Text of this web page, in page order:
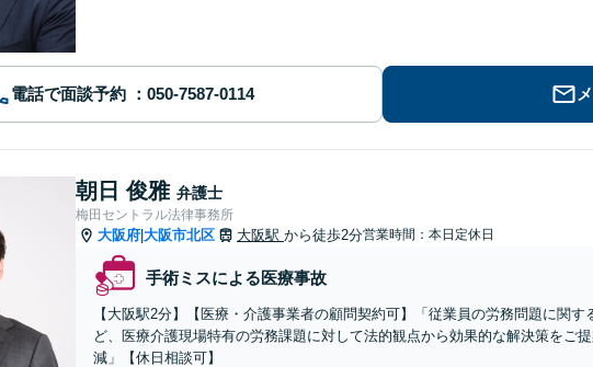
電話で面談予約
朝日 俊雅 弁護士
梅田セントラル法律事務所
大阪府 大阪市北区 大阪駅 から徒歩2分営業時間：本日定休日
手術ミスによる医療事故
【大阪駅2分】【医療・介護事業者の顧問契約可】「従業員の労務問題に関
ど、医療介護現場特有の労務課題に対して法的観点から効果的な解決策をご
減」【休日相談可】